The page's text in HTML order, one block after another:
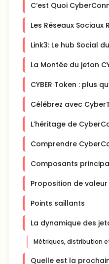
C’est Quoi
Les Réseaux Sociaux
Link3: Le hub Social
La Montée du jeton
CYBER Token : plus
Célébrez avec
L’héritage de
Comprendre
Composants
Proposition de valeur
Points saillants
La dynamique des
Métriques, distribution
Quelle est la